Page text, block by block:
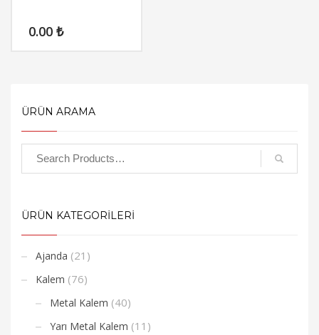
0.00 ₺
ÜRÜN ARAMA
ÜRÜN KATEGORİLERİ
Ajanda (21)
Kalem (76)
Metal Kalem (40)
Yarı Metal Kalem (11)